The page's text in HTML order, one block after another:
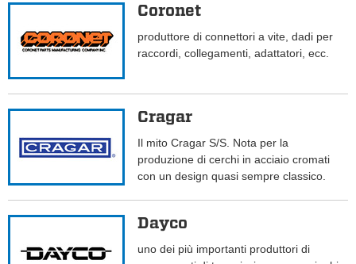
Coronet
produttore di connettori a vite, dadi per
raccordi, collegamenti, adattatori, ecc.
Cragar
Il mito Cragar S/S. Nota per la
produzione di cerchi in acciaio cromati
con un design quasi sempre classico.
Dayco
uno dei più importanti produttori di